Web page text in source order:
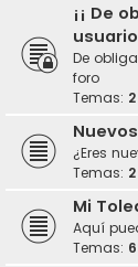
¡¡ De
De
foro
Temas: 2
¿Eres
Temas: 2
Mi
Aquí
Temas: